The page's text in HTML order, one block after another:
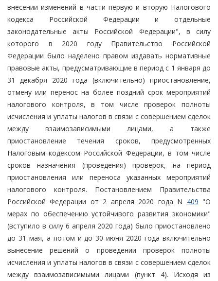
внесении изменений в части первую и вторую Налогового
кодекса Российской Федерации и отдельные
законодательные акты Российской Федерации", в силу
которого в 2020 году Правительство Российской
Федерации было наделено правом издавать нормативные
правовые акты, предусматривающие в период с 1 января до
31 декабря 2020 года (включительно) приостановление,
отмену или перенос на более поздний срок мероприятий
налогового контроля, в том числе проверок полноты
исчисления и уплаты налогов в связи с совершением сделок
между взаимозависимыми лицами, а также
приостановление течения сроков, предусмотренных
Налоговым кодексом Российской Федерации, в том числе
сроков назначения (проведения) проверок, на период
приостановления или переноса указанных мероприятий
налогового контроля. Постановлением Правительства
Российской Федерации от 2 апреля 2020 года N 409 "О
мерах по обеспечению устойчивого развития экономики"
(вступило в силу 6 апреля 2020 года) было приостановлено
до 31 мая, а потом и до 30 июня 2020 года включительно
вынесение решений о проведении проверок полноты
исчисления и уплаты налогов в связи с совершением сделок
между взаимозависимыми лицами (пункт 4). Исходя из